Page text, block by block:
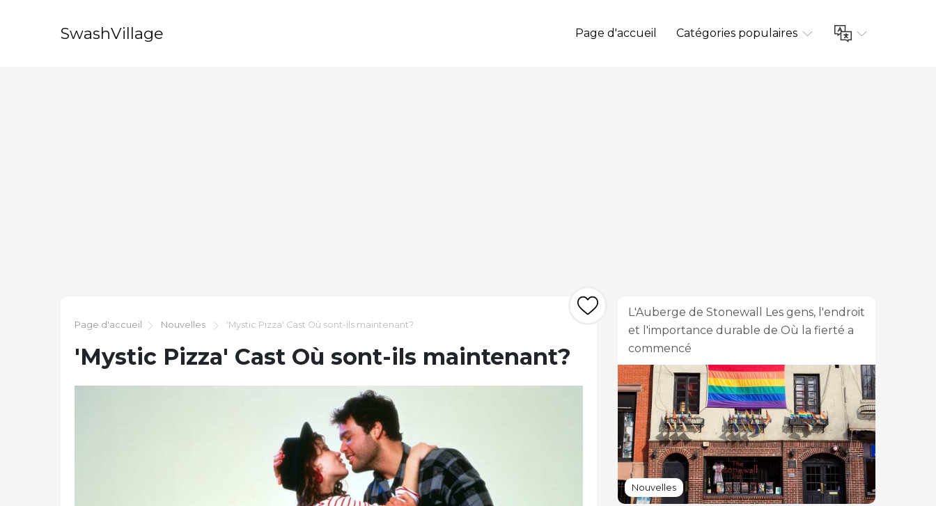
SwashVillage Page d'accueil Catégories populaires
Page d'accueil Nouvelles 'Mystic Pizza' Cast Où sont-ils maintenant?
'Mystic Pizza' Cast Où sont-ils maintenant?
L'Auberge de Stonewall Les gens, l'endroit
et l'importance durable de Où la fierté a
commencé
Nouvelles